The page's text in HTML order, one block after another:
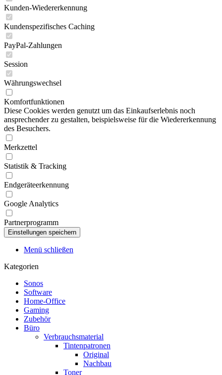
Kunden-Wiedererkennung
Kundenspezifisches Caching
PayPal-Zahlungen
Session
Währungswechsel
Komfortfunktionen
Diese Cookies werden genutzt um das Einkaufserlebnis noch
ansprechender zu gestalten, beispielsweise für die Wiedererkennung
des Besuchers.
Merkzettel
Statistik & Tracking
Endgeräteerkennung
Google Analytics
Partnerprogramm
Menü schließen
Kategorien
Sonos
Software
Home-Office
Gaming
Zubehör
Büro
Verbrauchsmaterial
Tintenpatronen
Original
Nachbau
Toner